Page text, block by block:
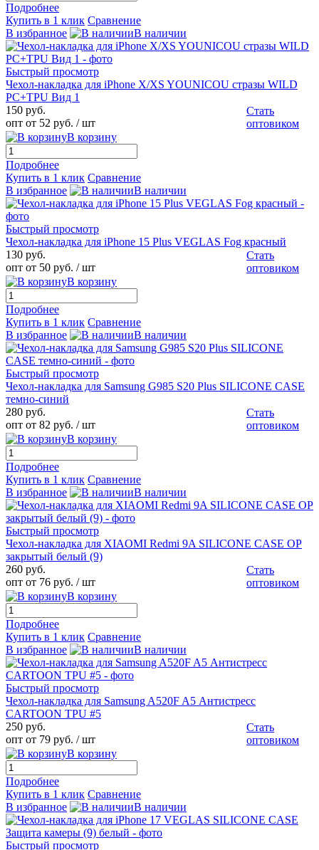
Подробнее
Купить в 1 клик Сравнение
В избранное
В наличии
Быстрый просмотр
Чехол-накладка для iPhone X/XS YOUNICOU стразы WILD
PC+TPU Вид 1
150 руб.
опт от 52 руб. / шт
Стать
оптовиком
В корзину
Подробнее
Купить в 1 клик Сравнение
В избранное
В наличии
Быстрый просмотр
Чехол-накладка для iPhone 15 Plus VEGLAS Fog красный
130 руб.
опт от 50 руб. / шт
Стать
оптовиком
В корзину
Подробнее
Купить в 1 клик Сравнение
В избранное
В наличии
Быстрый просмотр
Чехол-накладка для Samsung G985 S20 Plus SILICONE CASE
темно-синий
280 руб.
опт от 82 руб. / шт
Стать
оптовиком
В корзину
Подробнее
Купить в 1 клик Сравнение
В избранное
В наличии
Быстрый просмотр
Чехол-накладка для XIAOMI Redmi 9A SILICONE CASE OP
закрытый белый (9)
260 руб.
опт от 76 руб. / шт
Стать
оптовиком
В корзину
Подробнее
Купить в 1 клик Сравнение
В избранное
В наличии
Быстрый просмотр
Чехол-накладка для Samsung A520F A5 Антистресс
CARTOON TPU #5
250 руб.
опт от 79 руб. / шт
Стать
оптовиком
В корзину
Подробнее
Купить в 1 клик Сравнение
В избранное
В наличии
Быстрый просмотр